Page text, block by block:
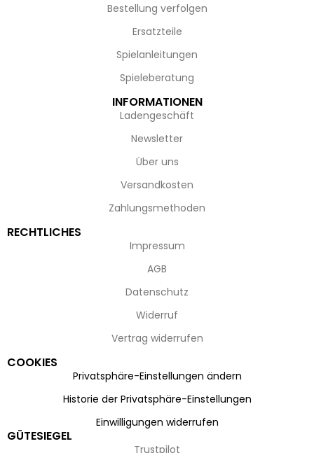
Bestellung verfolgen
Ersatzteile
Spielanleitungen
Spieleberatung
INFORMATIONEN
Ladengeschäft
Newsletter
Über uns
Versandkosten
Zahlungsmethoden
RECHTLICHES
Impressum
AGB
Datenschutz
Widerruf
Vertrag widerrufen
COOKIES
Privatsphäre-Einstellungen ändern
Historie der Privatsphäre-Einstellungen
Einwilligungen widerrufen
GÜTESIEGEL
Trustpilot